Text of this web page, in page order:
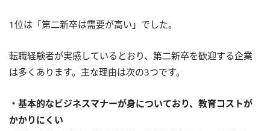
1位は「第二新卒は需要が高い」でした。
転職経験者が実感しているとおり、第二新卒を歓迎する企業
は多くあります。主な理由は次の3つです。
・基本的なビジネスマナーが身についており、教育コストが
かかりにくい